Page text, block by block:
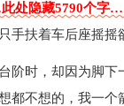
处隐藏5790个字
手扶着车后座摇摇
阶时，却因为脚
都不想的，我一